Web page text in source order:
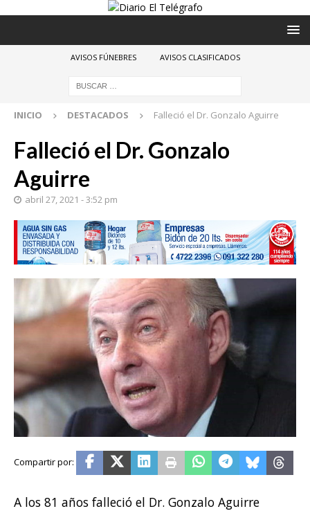
AVISOS FÚNEBRES AVISOS CLASIFICADOS
INICIO DESTACADOS Falleció el Dr. Gonzalo Aguirre
Falleció el Dr. Gonzalo
Aguirre
abril 27, 2021 - 3:52 pm
A los 81 años falleció el Dr. Gonzalo Aguirre